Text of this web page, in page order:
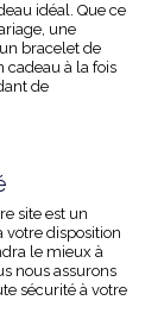
idéal. Que ce
une
bracelet de
cadeau à la fois
de
site est un
votre disposition
le mieux à
nous assurons
sécurité à votre